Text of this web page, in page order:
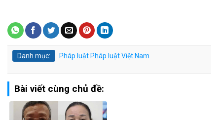
Danh mục: Pháp luật Pháp luật Việt Nam
Bài viết cùng chủ đề: